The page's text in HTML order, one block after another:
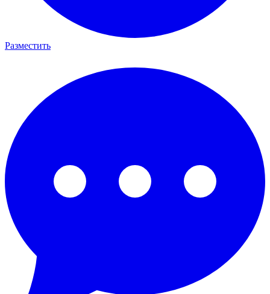
Разместить